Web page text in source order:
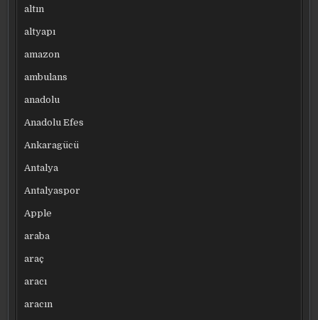
altın
altyapı
amazon
ambulans
anadolu
Anadolu Efes
Ankaragücü
Antalya
Antalyaspor
Apple
araba
araç
aracı
aracın